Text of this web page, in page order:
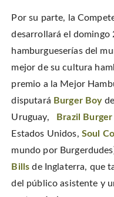
Por su parte, la
desarrollará el domingo
hamburgueserías del
mejor de su cultura
premio a la Mejor
disputará Burger Boy
Uruguay,
Brazil Burger
Estados Unidos, Soul
mundo por
Billsde Inglaterra, que
del público asistente y